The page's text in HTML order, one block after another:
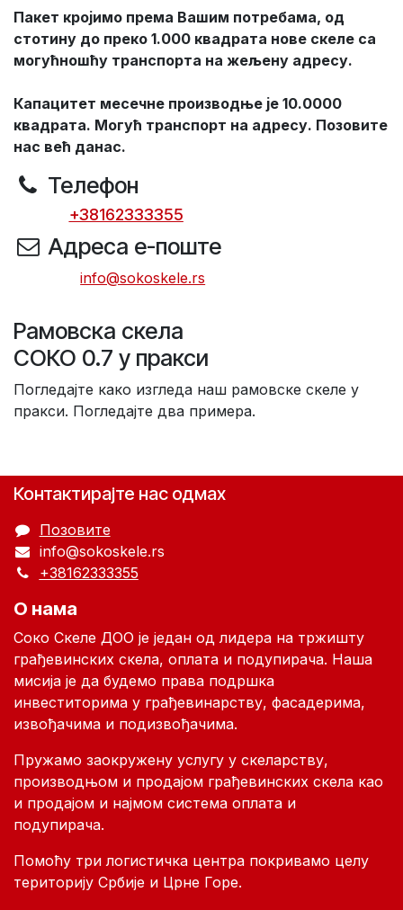
Пакет кројимо према Вашим потребама, од
стотину до преко 1.000 квадрата нове скеле са
могућношћу транспорта на жељену адресу.
Капацитет месечне производње је 10.0000
квадрата. Могућ транспорт на адресу. Позовите
нас већ данас.
Телефон
+38162333355
Адреса е-поште
​info@sokoskele.rs
Рамовска скела
СОКО 0.7 у пракси
Погледајте како изгледа наш рамовске скеле у
пракси. Погледајте два примера.
Контактирајте нас одмах
Позовите
info@sokoskele.rs
+38162333355
О нама
Соко Скеле ДОО je један од лидера на тржишту
грађевинских скела, оплата и подупирача. Наша
мисија је да будемо права подршка
инвеститорима у грађевинарству, фасадерима,
извођачима и подизвођачима.
Пружамо заокружену услугу у скеларству,
производњом и продајом грађевинских скела као
и продајом и најмом система оплата и
подупирача.
Помоћу три логистичка центра покривамо целу
територију Србије и Црне Горе.